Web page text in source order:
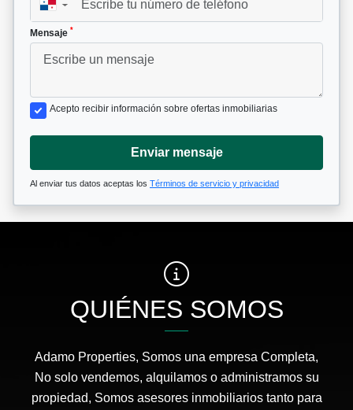
▼
Mensaje *
Acepto recibir información sobre ofertas inmobiliarias
Enviar mensaje
Al enviar tus datos aceptas los Términos de servicio y privacidad
QUIÉNES SOMOS
Adamo Properties, Somos una empresa Completa,
No solo vendemos, alquilamos o administramos su
propiedad, Somos asesores inmobiliarios tanto para